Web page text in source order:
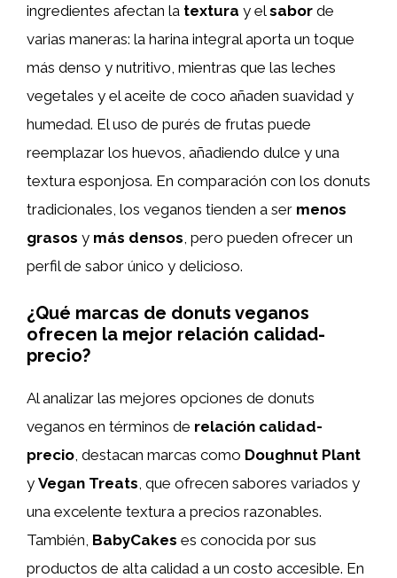
ingredientes afectan la textura y elsabor de
varias maneras: la harina integral aporta un toque
más denso y nutritivo, mientras que las leches
vegetales y el aceite de coco añaden suavidad y
humedad. El uso de purés de frutas puede
reemplazar los huevos, añadiendo dulce y una
textura esponjosa. En comparación con los donuts
tradicionales, los veganos tienden a ser menos
grasos y más densos , pero pueden ofrecer un
perfil de sabor único y delicioso.
¿Qué marcas de donuts veganos
ofrecen la mejor relación calidad-
precio?
Al analizar las mejores opciones de donuts
veganos en términos de relación calidad-
precio, destacan marcas como Doughnut Plant
y Vegan Treats, que ofrecen sabores variados y
una excelente textura a precios razonables.
También, BabyCakes es conocida por sus
productos de alta calidad a un costo accesible. En